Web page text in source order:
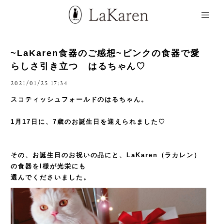
~LaKaren食器のご感想~ピンクの食器で愛
らしさ引き立つ はるちゃん♡
2021/01/25 17:34
スコティッシュフォールドのはるちゃん。
1月17日に、7歳のお誕生日を迎えられました♡
その、お誕生日のお祝いの品にと、LaKaren（ラカレン）
の食器をI様が光栄にも
選んでくださいました。